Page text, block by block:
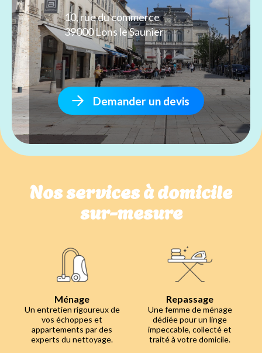
10, rue du commerce
39000 Lons le Saunier
Demander un devis
Nos services à domicile
sur-mesure
Ménage
Un entretien rigoureux de
vos échoppes et
appartements par des
experts du nettoyage.
Repassage
Une femme de ménage
dédiée pour un linge
impeccable, collecté et
traité à votre domicile.